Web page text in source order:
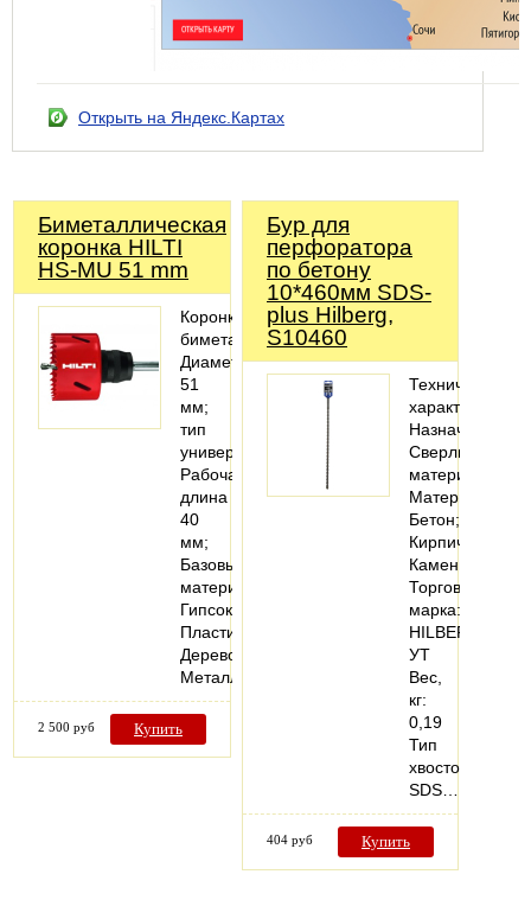
Открыть на Яндекс.Картах
Биметаллическая
коронка HILTI
HS-MU 51 mm
Коронка
биметаллическая;
Диаметр
51
мм;
тип
универсальный;
Рабочая
длина
40
мм;
Базовый
материал
Гипсокартон,
Пластик,
Дерево,
Металл;
2 500 руб Купить
Бур для
перфоратора
по бетону
10*460мм SDS-
plus Hilberg,
S10460
Технические
характеристики
Назначение:
Сверлить
материал
Материалы:
Бетон;
Кирпич;
Камень
Торговая
марка:
HILBERG
УТ
Вес,
кг:
0,19
Тип
хвостовика:
SDS…
404 руб Купить